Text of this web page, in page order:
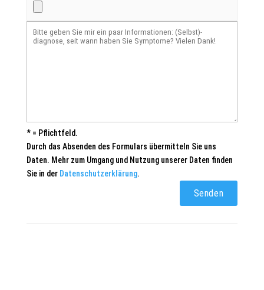
* = Pflichtfeld.
Durch das Absenden des Formulars übermitteln Sie uns
Daten. Mehr zum Umgang und Nutzung unserer Daten finden
Sie in der Datenschutzerklärung.